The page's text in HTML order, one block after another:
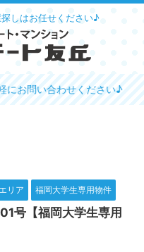
しはお任せください♪
お問い合わせください♪
リア 福岡大学生専用物件
号【福岡大学生専用